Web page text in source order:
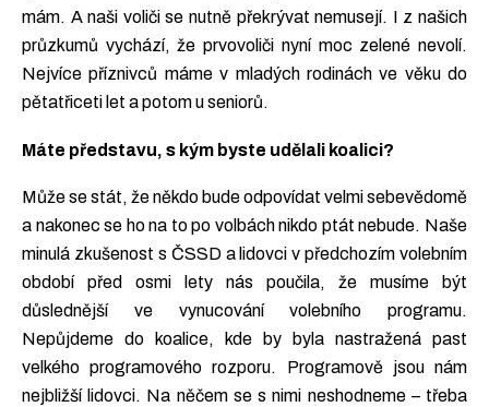
mám. A naši voliči se nutně překrývat nemusejí. I z našich
průzkumů vychází, že prvovoliči nyní moc zelené nevolí.
Nejvíce příznivců máme v mladých rodinách ve věku do
pětatřiceti let a potom u seniorů.
Máte představu, s kým byste udělali koalici?
Může se stát, že někdo bude odpovídat velmi sebevědomě
a nakonec se ho na to po volbách nikdo ptát nebude. Naše
minulá zkušenost s ČSSD a lidovci v předchozím volebním
období před osmi lety nás poučila, že musíme být
důslednější ve vynucování volebního programu.
Nepůjdeme do koalice, kde by byla nastražená past
velkého programového rozporu. Programově jsou nám
nejbližší lidovci. Na něčem se s nimi neshodneme – třeba